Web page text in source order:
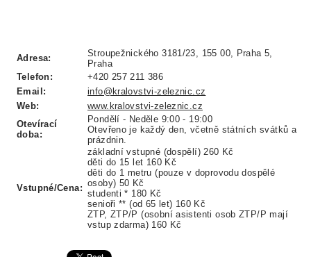
Adresa:
Stroupežnického 3181/23, 155 00, Praha 5,
Praha
Telefon:
+420 257 211 386
Email:
info@kralovstvi-zeleznic.cz
Web:
www.kralovstvi-zeleznic.cz
Otevírací
doba:
Pondělí - Neděle 9:00 - 19:00
Otevřeno je každý den, včetně státních svátků a
prázdnin.
Vstupné/Cena:
základní vstupné (dospělí)260 Kč
děti do 15 let 160 Kč
děti do 1 metru (pouze v doprovodu dospělé
osoby) 50 Kč
studenti * 180 Kč
senioři ** (od 65 let) 160 Kč
ZTP, ZTP/P (osobní asistenti osob ZTP/P mají
vstup zdarma) 160 Kč